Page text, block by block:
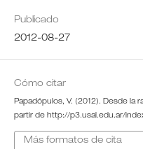
Publicado
2012-08-27
Cómo citar
Papadópulos, V. (2012). Desde la
partir de http://p3.usal.edu.ar/
Más formatos de cita